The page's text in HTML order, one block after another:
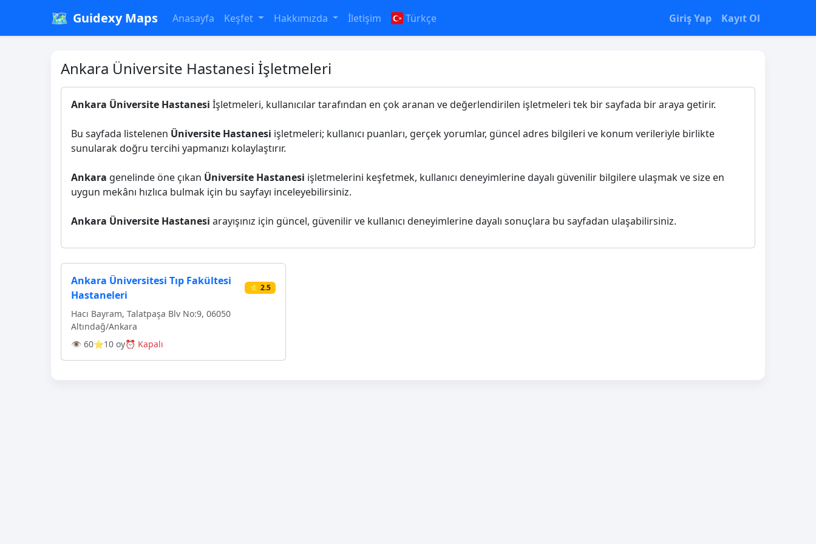
🗺️ Guidexy Maps Anasayfa Keşfet Hakkımızda İletişim Türkçe Giriş Yap Kayıt Ol
Ankara Üniversite Hastanesi İşletmeleri
Ankara Üniversite Hastanesi İşletmeleri, kullanıcılar tarafından en çok aranan ve değerlendirilen işletmeleri tek bir sayfada bir araya getirir.
Bu sayfada listelenen Üniversite Hastanesi işletmeleri; kullanıcı puanları, gerçek yorumlar, güncel adres bilgileri ve konum verileriyle birlikte
sunularak doğru tercihi yapmanızı kolaylaştırır.
Ankara genelinde öne çıkan Üniversite Hastanesi işletmelerini keşfetmek, kullanıcı deneyimlerine dayalı güvenilir bilgilere ulaşmak ve size en
uygun mekânı hızlıca bulmak için bu sayfayı inceleyebilirsiniz.
Ankara Üniversite Hastanesi arayışınız için güncel, güvenilir ve kullanıcı deneyimlerine dayalı sonuçlara bu sayfadan ulaşabilirsiniz.
Ankara Üniversitesi Tıp Fakültesi
Hastaneleri
⭐ 2.5
Hacı Bayram, Talatpaşa Blv No:9, 06050
Altındağ/Ankara
👁 60⭐10 oy⏰ Kapalı